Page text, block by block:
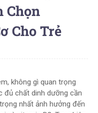
Chọn
Cho Trẻ
không gì quan trọng
đủ chất dinh dưỡng cần
nhất ảnh hưởng đến